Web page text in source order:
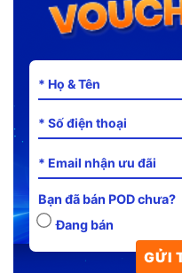
Bạn đã bán POD chưa?
Đang bán